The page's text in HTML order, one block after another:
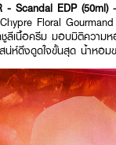
- Scandal EDP (50ml)
Floral
ลีเนื้อครีม มอบมิติความ
น่ห์ดึงดูดใจขั้นสุด น้ำหอม